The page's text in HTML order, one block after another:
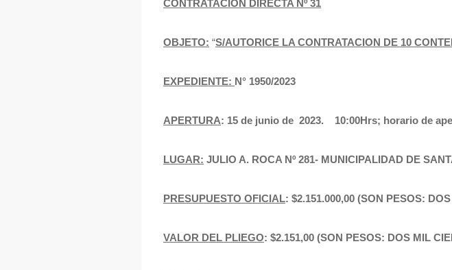
CONTRATACION DIRECTA Nº 31
OBJETO: “S/AUTORICE LA CONTRATACION DE 10
EXPEDIENTE: N° 1950/2023
APERTURA: 15 de junio de 2023. 10:00Hrs; horario de
LUGAR: JULIO A. ROCA Nº 281- MUNICIPALIDAD DE
PRESUPUESTO OFICIAL: $2.151.000,00 (SON PESOS:
VALOR DEL PLIEGO: $2.151,00 (SON PESOS: DOS MIL